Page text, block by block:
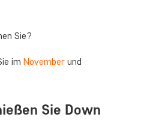
Sie?
im November und
Sie Down